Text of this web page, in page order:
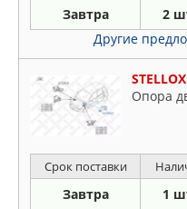
Завтра 2
Другие
Опора
Срок поставки
Завтра 1